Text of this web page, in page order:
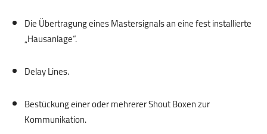
Die Übertragung eines Mastersignals an eine fest installierte
„Hausanlage“.
Delay Lines.
Bestückung einer oder mehrerer Shout Boxen zur
Kommunikation.